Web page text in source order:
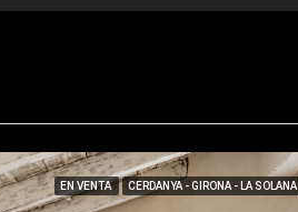
EN VENTA CERDANYA - GIRONA - LA SOLANA